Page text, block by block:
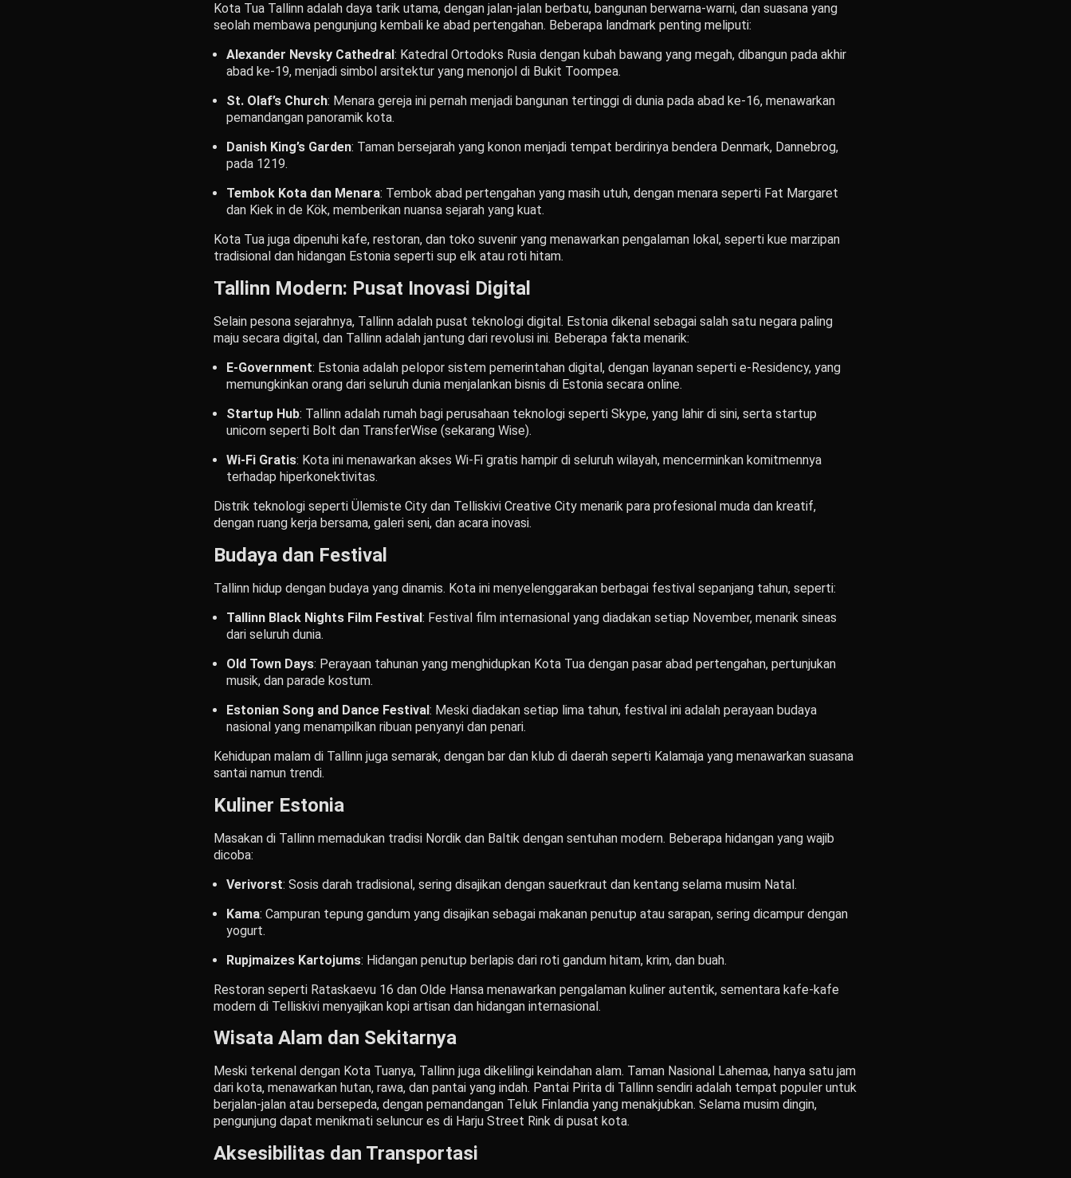
Kota Tua Tallinn adalah daya tarik utama, dengan jalan-jalan berbatu, bangunan berwarna-warni, dan suasana yang
seolah membawa pengunjung kembali ke abad pertengahan. Beberapa landmark penting meliputi:
Alexander Nevsky Cathedral: Katedral Ortodoks Rusia dengan kubah bawang yang megah, dibangun pada akhir
abad ke-19, menjadi simbol arsitektur yang menonjol di Bukit Toompea.
St. Olaf’s Church: Menara gereja ini pernah menjadi bangunan tertinggi di dunia pada abad ke-16, menawarkan
pemandangan panoramik kota.
Danish King’s Garden: Taman bersejarah yang konon menjadi tempat berdirinya bendera Denmark, Dannebrog,
pada 1219.
Tembok Kota dan Menara: Tembok abad pertengahan yang masih utuh, dengan menara seperti Fat Margaret
dan Kiek in de Kök, memberikan nuansa sejarah yang kuat.
Kota Tua juga dipenuhi kafe, restoran, dan toko suvenir yang menawarkan pengalaman lokal, seperti kue marzipan
tradisional dan hidangan Estonia seperti sup elk atau roti hitam.
Tallinn Modern: Pusat Inovasi Digital
Selain pesona sejarahnya, Tallinn adalah pusat teknologi digital. Estonia dikenal sebagai salah satu negara paling
maju secara digital, dan Tallinn adalah jantung dari revolusi ini. Beberapa fakta menarik:
E-Government: Estonia adalah pelopor sistem pemerintahan digital, dengan layanan seperti e-Residency, yang
memungkinkan orang dari seluruh dunia menjalankan bisnis di Estonia secara online.
Startup Hub: Tallinn adalah rumah bagi perusahaan teknologi seperti Skype, yang lahir di sini, serta startup
unicorn seperti Bolt dan TransferWise (sekarang Wise).
Wi-Fi Gratis: Kota ini menawarkan akses Wi-Fi gratis hampir di seluruh wilayah, mencerminkan komitmennya
terhadap hiperkonektivitas.
Distrik teknologi seperti Ülemiste City dan Telliskivi Creative City menarik para profesional muda dan kreatif,
dengan ruang kerja bersama, galeri seni, dan acara inovasi.
Budaya dan Festival
Tallinn hidup dengan budaya yang dinamis. Kota ini menyelenggarakan berbagai festival sepanjang tahun, seperti:
Tallinn Black Nights Film Festival: Festival film internasional yang diadakan setiap November, menarik sineas
dari seluruh dunia.
Old Town Days: Perayaan tahunan yang menghidupkan Kota Tua dengan pasar abad pertengahan, pertunjukan
musik, dan parade kostum.
Estonian Song and Dance Festival: Meski diadakan setiap lima tahun, festival ini adalah perayaan budaya
nasional yang menampilkan ribuan penyanyi dan penari.
Kehidupan malam di Tallinn juga semarak, dengan bar dan klub di daerah seperti Kalamaja yang menawarkan suasana
santai namun trendi.
Kuliner Estonia
Masakan di Tallinn memadukan tradisi Nordik dan Baltik dengan sentuhan modern. Beberapa hidangan yang wajib
dicoba:
Verivorst: Sosis darah tradisional, sering disajikan dengan sauerkraut dan kentang selama musim Natal.
Kama: Campuran tepung gandum yang disajikan sebagai makanan penutup atau sarapan, sering dicampur dengan
yogurt.
Rupjmaizes Kartojums: Hidangan penutup berlapis dari roti gandum hitam, krim, dan buah.
Restoran seperti Rataskaevu 16 dan Olde Hansa menawarkan pengalaman kuliner autentik, sementara kafe-kafe
modern di Telliskivi menyajikan kopi artisan dan hidangan internasional.
Wisata Alam dan Sekitarnya
Meski terkenal dengan Kota Tuanya, Tallinn juga dikelilingi keindahan alam. Taman Nasional Lahemaa, hanya satu jam
dari kota, menawarkan hutan, rawa, dan pantai yang indah. Pantai Pirita di Tallinn sendiri adalah tempat populer untuk
berjalan-jalan atau bersepeda, dengan pemandangan Teluk Finlandia yang menakjubkan. Selama musim dingin,
pengunjung dapat menikmati seluncur es di Harju Street Rink di pusat kota.
Aksesibilitas dan Transportasi